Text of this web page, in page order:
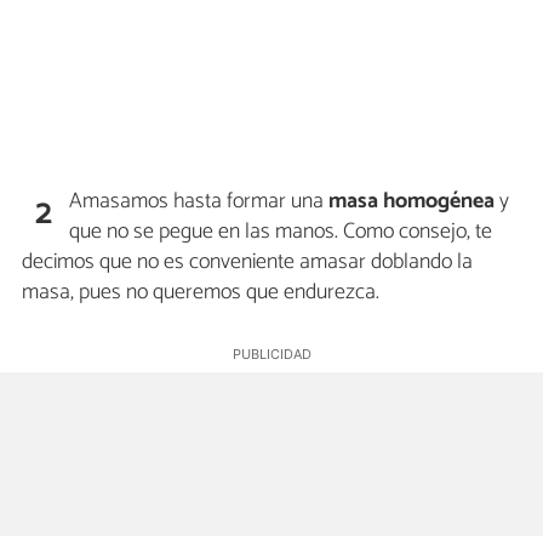
2 Amasamos hasta formar una masa homogéneay
que no se pegue en las manos. Como consejo, te
decimos que no es conveniente amasar doblando la
masa, pues no queremos que endurezca.